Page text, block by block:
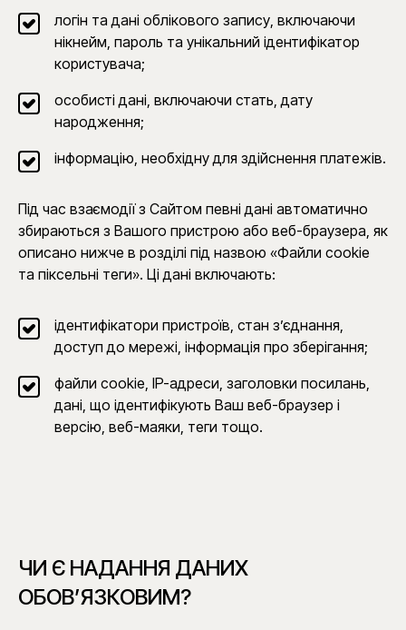
логін та дані облікового запису, включаючи
нікнейм, пароль та унікальний ідентифікатор
користувача;
особисті дані, включаючи стать, дату
народження;
інформацію, необхідну для здійснення платежів.
Під час взаємодії з Сайтом певні дані автоматично
збираються з Вашого пристрою або веб-браузера, як
описано нижче в розділі під назвою «Файли cookie
та піксельні теги». Ці дані включають:
ідентифікатори пристроїв, стан з’єднання,
доступ до мережі, інформація про зберігання;
файли cookie, IP-адреси, заголовки посилань,
дані, що ідентифікують Ваш веб-браузер і
версію, веб-маяки, теги тощо.
ЧИ Є НАДАННЯ ДАНИХ
ОБОВ’ЯЗКОВИМ?